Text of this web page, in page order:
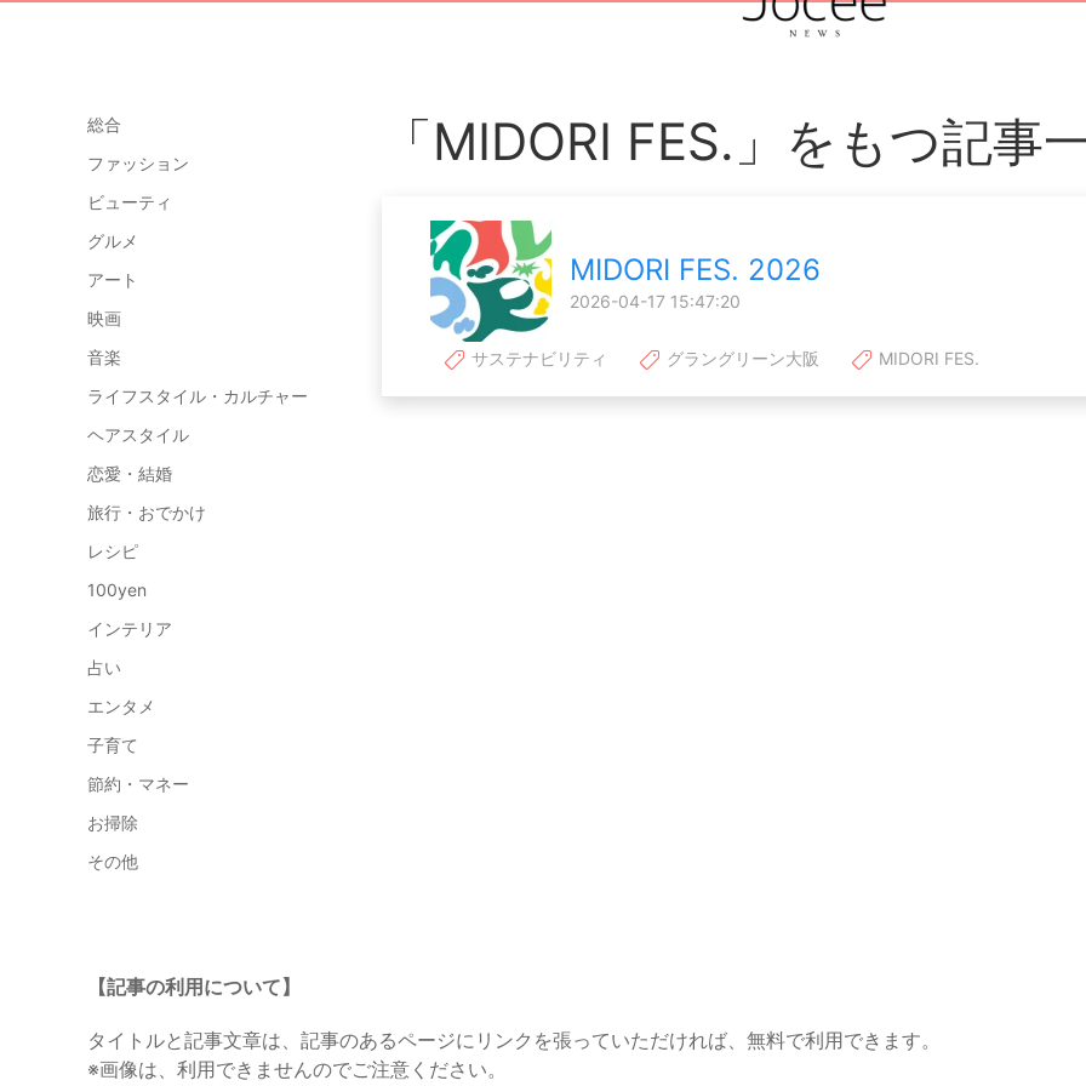
総合
ファッション
ビューティ
グルメ
アート
映画
音楽
ライフスタイル・カルチャー
ヘアスタイル
恋愛・結婚
旅行・おでかけ
レシピ
100yen
インテリア
占い
エンタメ
子育て
節約・マネー
お掃除
その他
「MIDORI FES.」をもつ記事
MIDORI FES. 2026
2026-04-17 15:47:20
サステナビリティ グラングリーン大阪 MIDORI FES.
【記事の利用について】
タイトルと記事文章は、記事のあるページにリンクを張っていただければ、無料で利用できます。
※画像は、利用できませんのでご注意ください。